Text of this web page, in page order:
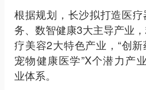
根据规划，长沙拟打造医
务、数智健康3大主导产业
疗美容2大特色产业，“创新
宠物健康医学”X个潜力产
业体系。